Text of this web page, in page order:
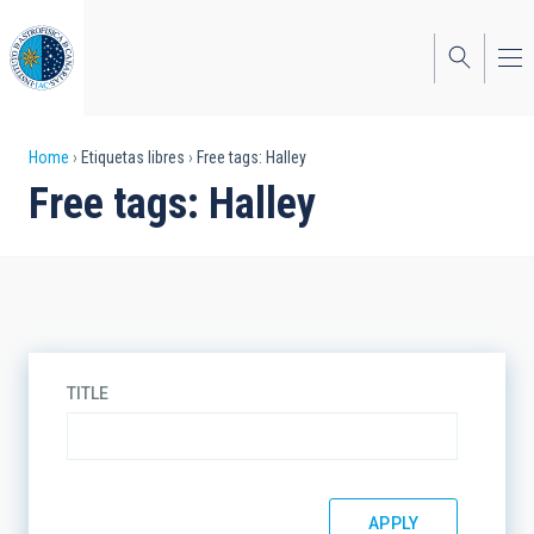
to
main
content
Breadcrumb
Home Etiquetas libres Free tags: Halley
Free tags: Halley
TITLE